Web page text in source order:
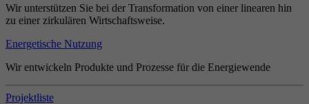
Wir unterstützen Sie bei der Transformation von einer linearen hin
zu einer zirkulären Wirtschaftsweise.
Energetische Nutzung
Wir entwickeln Produkte und Prozesse für die Energiewende
Projektliste